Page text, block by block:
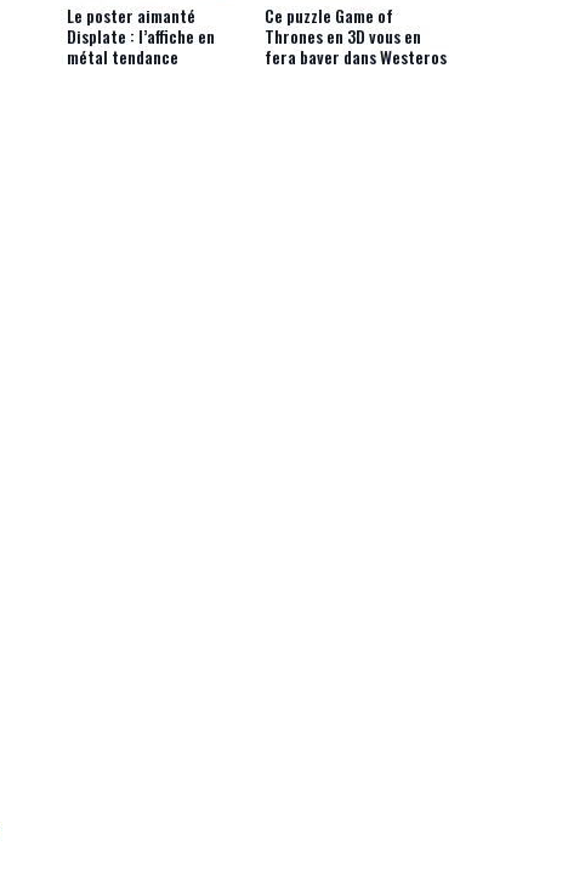
Le poster aimanté
Displate : l’affiche en
métal tendance
Ce puzzle Game of
Thrones en 3D vous en
fera baver dans Westeros